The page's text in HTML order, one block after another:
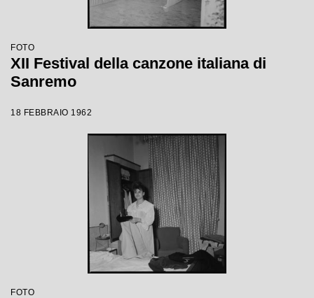
FOTO
XII Festival della canzone italiana di
Sanremo
18 FEBBRAIO 1962
FOTO